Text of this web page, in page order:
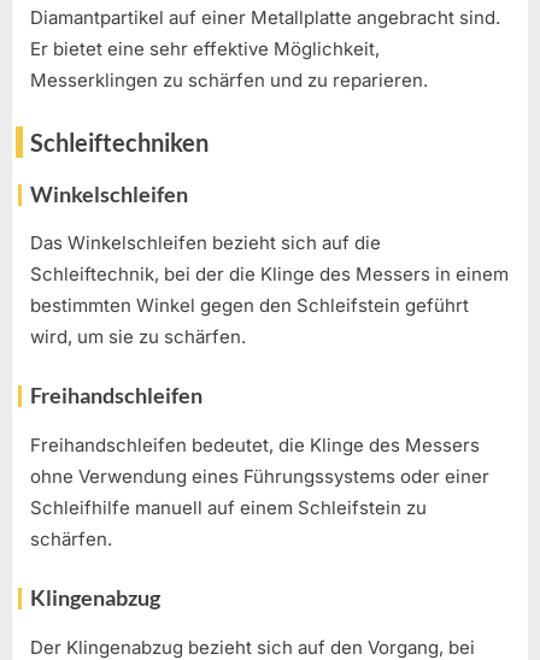
Diamantpartikel auf einer Metallplatte angebracht sind.
Er bietet eine sehr effektive Möglichkeit,
Messerklingen zu schärfen und zu reparieren.
Schleiftechniken
Winkelschleifen
Das Winkelschleifen bezieht sich auf die
Schleiftechnik, bei der die Klinge des Messers in einem
bestimmten Winkel gegen den Schleifstein geführt
wird, um sie zu schärfen.
Freihandschleifen
Freihandschleifen bedeutet, die Klinge des Messers
ohne Verwendung eines Führungssystems oder einer
Schleifhilfe manuell auf einem Schleifstein zu
schärfen.
Klingenabzug
Der Klingenabzug bezieht sich auf den Vorgang, bei